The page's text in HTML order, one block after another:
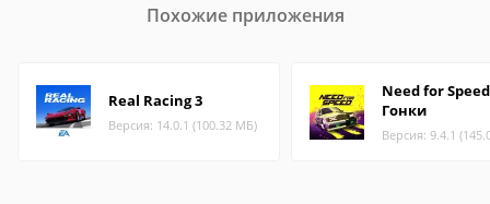
Похожие приложения
Real Racing 3
Версия: 14.0.1 (100.32 МБ)
Need for
Гонки
Версия: 9.4.1